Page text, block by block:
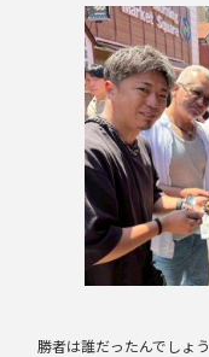
勝者は誰だったんでしょう